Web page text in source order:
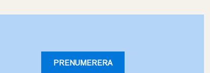
PRENUMERERA